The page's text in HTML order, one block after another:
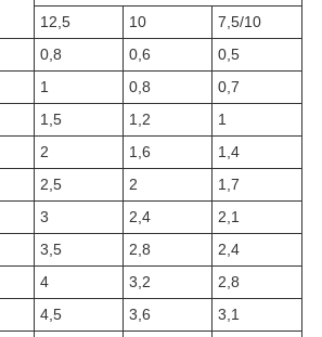
12,5
10
7,5/10
0,8 0,6
0,5
1 0,8
0,7
1,5 1,2
1
2 1,6
1,4
2,5 2
1,7
3 2,4
2,1
3,5 2,8
2,4
4 3,2
2,8
4,5 3,6
3,1